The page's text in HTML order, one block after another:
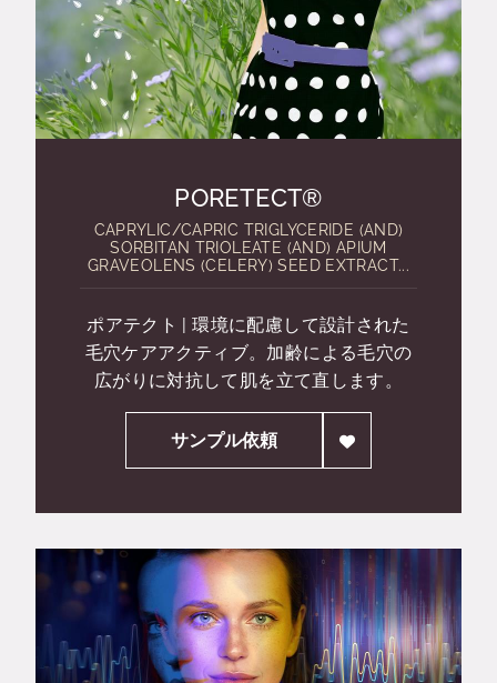
PORETECT®
CAPRYLIC/CAPRIC TRIGLYCERIDE (AND)
SORBITAN TRIOLEATE (AND) APIUM
GRAVEOLENS (CELERY) SEED EXTRACT...
ポアテクト | 環境に配慮して設計された
毛穴ケアアクティブ。加齢による毛穴の
広がりに対抗して肌を立て直します。
サンプル依頼